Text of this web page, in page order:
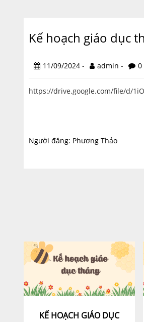
Kế hoạch giáo dục
11/09/2024 - admin - 0
https://drive.google.com/file/d/
Người đăng: Phương Thảo
KẾ HOẠCH GIÁO DỤC